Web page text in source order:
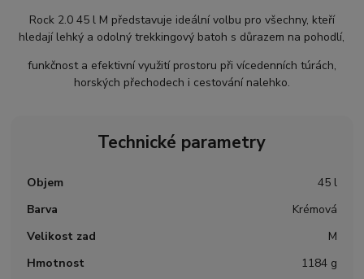
Rock 2.0 45 l M představuje ideální volbu pro všechny, kteří
hledají lehký a odolný trekkingový batoh s důrazem na pohodlí,
funkčnost a efektivní využití prostoru při vícedenních túrách,
horských přechodech i cestování nalehko.
Technické parametry
Objem
45 l
Barva
Krémová
Velikost zad
M
Hmotnost
1184 g